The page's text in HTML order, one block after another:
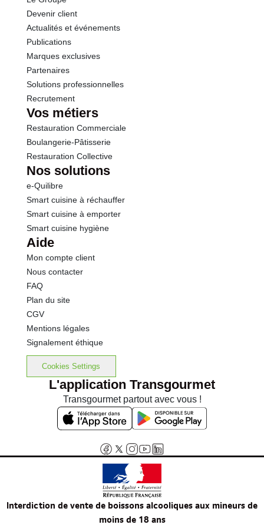
Devenir client
Actualités et événements
Publications
Marques exclusives
Partenaires
Solutions professionnelles
Recrutement
Vos métiers
Restauration Commerciale
Boulangerie-Pâtisserie
Restauration Collective
Nos solutions
e-Quilibre
Smart cuisine à réchauffer
Smart cuisine à emporter
Smart cuisine hygiène
Aide
Mon compte client
Nous contacter
FAQ
Plan du site
CGV
Mentions légales
Signalement éthique
Cookies Settings
L'application Transgourmet
Transgourmet partout avec vous !
Interdiction de vente de boissons alcooliques aux mineurs de
moins de 18 ans